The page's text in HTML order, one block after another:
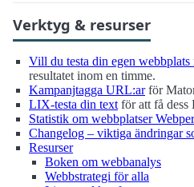
Verktyg & resurser
Vill du testa din egen webbplats
resultatet inom en timme.
Kampanjtagga URL:arför
LIX-testa din text för att få dess
Statistik om webbplatser
Changelog – viktiga ändringar
Resurser
Boken om webbanalys
Webbstrategi för alla